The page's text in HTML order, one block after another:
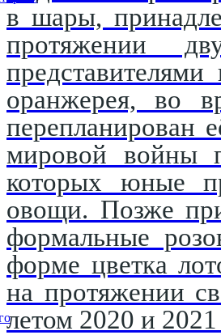
в шары,
протяжении
оранжерея, во
перепланирован
мировой войны
которых юные
овощи. Позже
формальные
форме цветка
на протяжении
летом 2020 и 2021